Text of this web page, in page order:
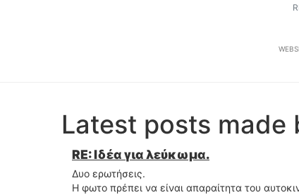
Latest posts made
RE: Ιδέα για λεύκωμα.
Δυο ερωτήσεις.
Η φωτο πρέπει να είναι απαραίτητα του